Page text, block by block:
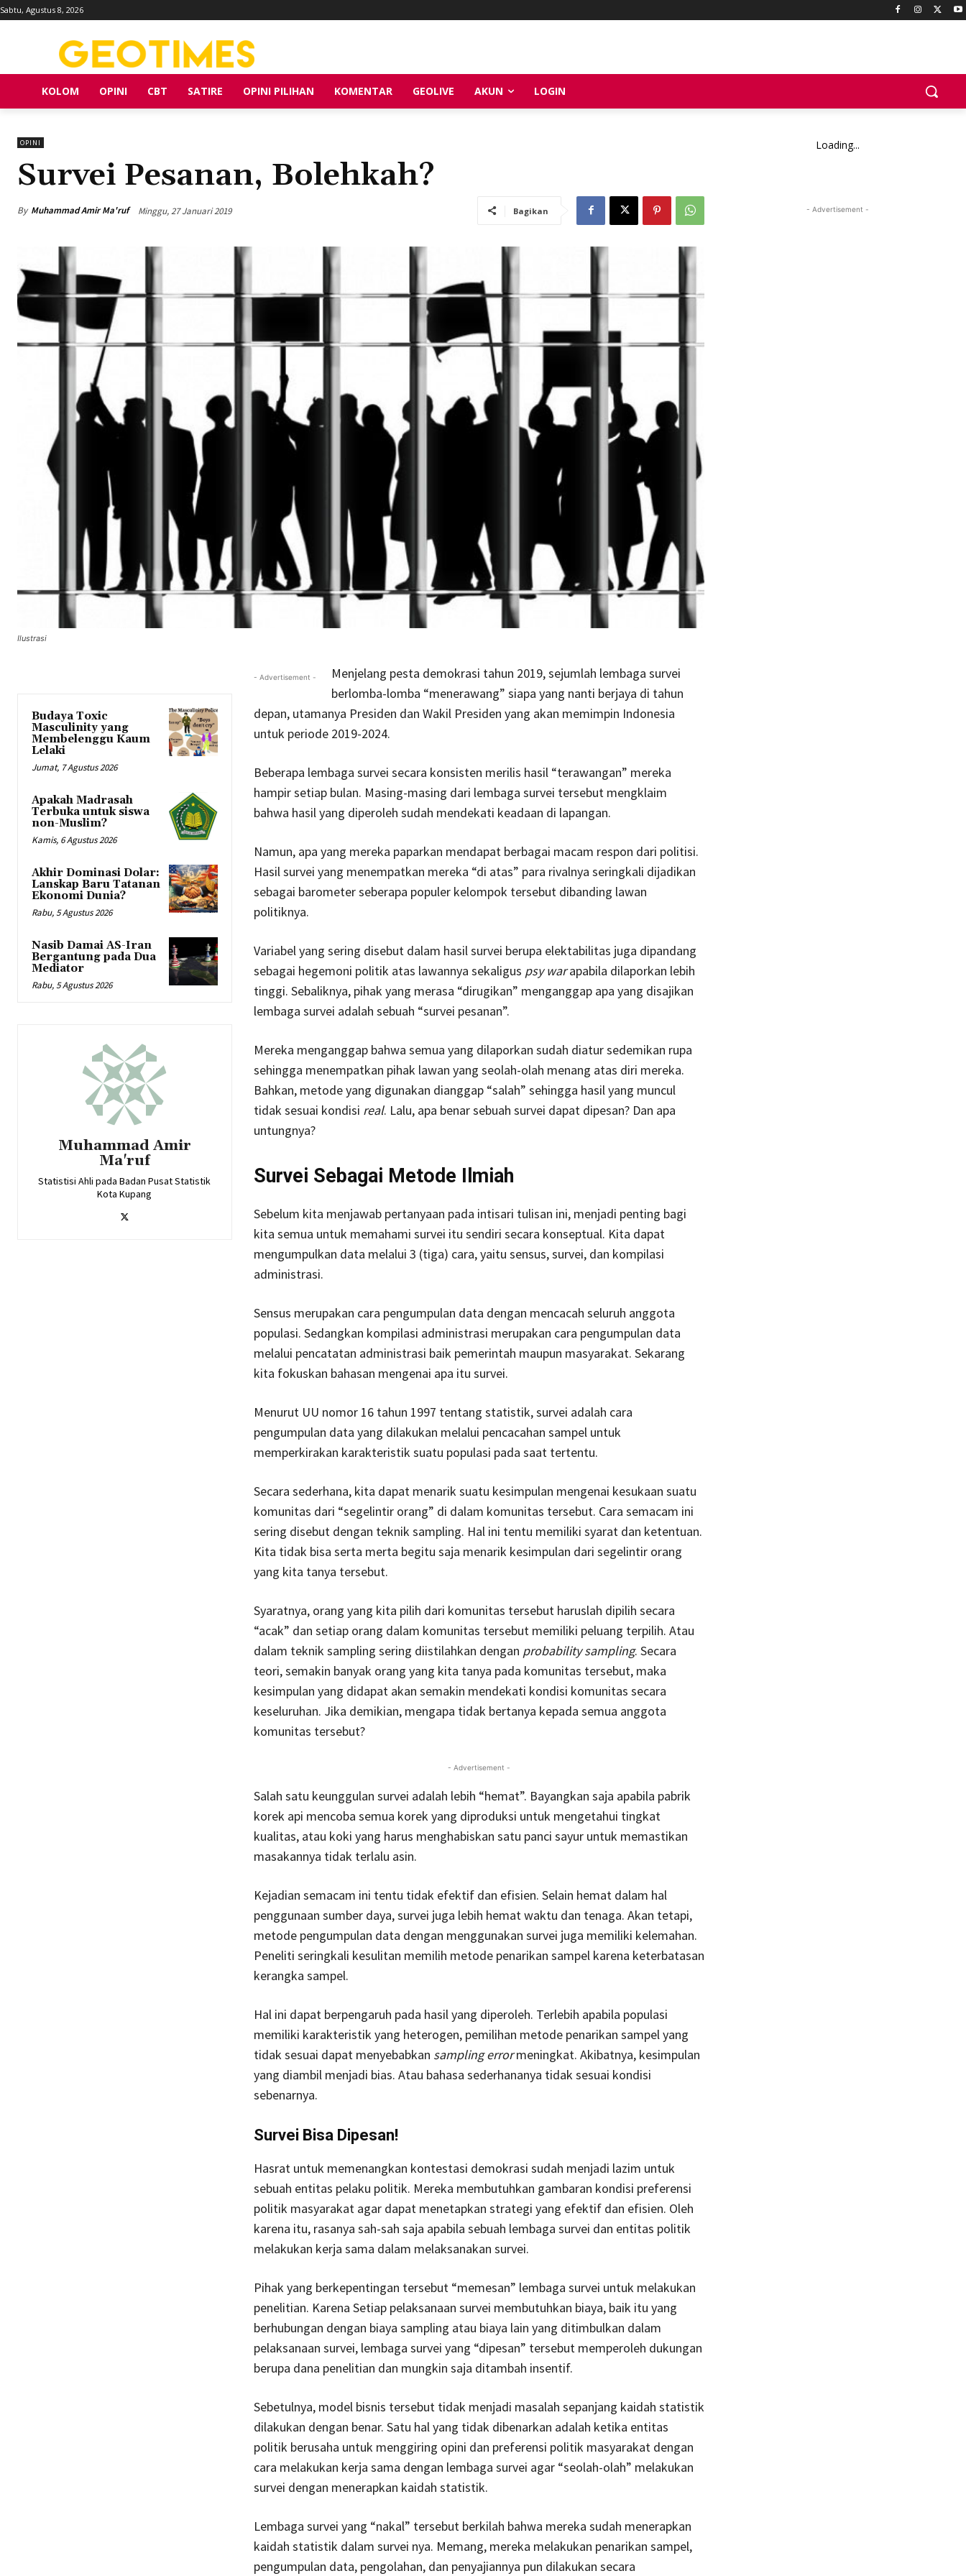
Sabtu, Agustus 8, 2026
KOLOM OPINI CBT SATIRE OPINI PILIHAN KOMENTAR GEOLIVE AKUN LOGIN
OPINI
Survei Pesanan, Bolehkah?
By Muhammad Amir Ma'ruf Minggu, 27 Januari 2019 Bagikan
Ilustrasi
Budaya Toxic
Masculinity yang
Membelenggu Kaum
Lelaki
Jumat, 7 Agustus 2026
Apakah Madrasah
Terbuka untuk siswa
non-Muslim?
Kamis, 6 Agustus 2026
Akhir Dominasi Dolar:
Lanskap Baru Tatanan
Ekonomi Dunia?
Rabu, 5 Agustus 2026
Nasib Damai AS-Iran
Bergantung pada Dua
Mediator
Rabu, 5 Agustus 2026
Muhammad Amir
Ma'ruf
Statistisi Ahli pada Badan Pusat Statistik
Kota Kupang
- Advertisement -
Menjelang pesta demokrasi tahun 2019, sejumlah lembaga survei
berlomba-lomba “menerawang” siapa yang nanti berjaya di tahun
depan, utamanya Presiden dan Wakil Presiden yang akan memimpin Indonesia
untuk periode 2019-2024.
Beberapa lembaga survei secara konsisten merilis hasil “terawangan” mereka
hampir setiap bulan. Masing-masing dari lembaga survei tersebut mengklaim
bahwa hasil yang diperoleh sudah mendekati keadaan di lapangan.
Namun, apa yang mereka paparkan mendapat berbagai macam respon dari politisi.
Hasil survei yang menempatkan mereka “di atas” para rivalnya seringkali dijadikan
sebagai barometer seberapa populer kelompok tersebut dibanding lawan
politiknya.
Variabel yang sering disebut dalam hasil survei berupa elektabilitas juga dipandang
sebagai hegemoni politik atas lawannya sekaligus psy warapabila dilaporkan lebih
tinggi. Sebaliknya, pihak yang merasa “dirugikan” menganggap apa yang disajikan
lembaga survei adalah sebuah “survei pesanan”.
Mereka menganggap bahwa semua yang dilaporkan sudah diatur sedemikan rupa
sehingga menempatkan pihak lawan yang seolah-olah menang atas diri mereka.
Bahkan, metode yang digunakan dianggap “salah” sehingga hasil yang muncul
tidak sesuai kondisi real. Lalu, apa benar sebuah survei dapat dipesan? Dan apa
untungnya?
Survei Sebagai Metode Ilmiah
Sebelum kita menjawab pertanyaan pada intisari tulisan ini, menjadi penting bagi
kita semua untuk memahami survei itu sendiri secara konseptual. Kita dapat
mengumpulkan data melalui 3 (tiga) cara, yaitu sensus, survei, dan kompilasi
administrasi.
Sensus merupakan cara pengumpulan data dengan mencacah seluruh anggota
populasi. Sedangkan kompilasi administrasi merupakan cara pengumpulan data
melalui pencatatan administrasi baik pemerintah maupun masyarakat. Sekarang
kita fokuskan bahasan mengenai apa itu survei.
Menurut UU nomor 16 tahun 1997 tentang statistik, survei adalah cara
pengumpulan data yang dilakukan melalui pencacahan sampel untuk
memperkirakan karakteristik suatu populasi pada saat tertentu.
Secara sederhana, kita dapat menarik suatu kesimpulan mengenai kesukaan suatu
komunitas dari “segelintir orang” di dalam komunitas tersebut. Cara semacam ini
sering disebut dengan teknik sampling. Hal ini tentu memiliki syarat dan ketentuan.
Kita tidak bisa serta merta begitu saja menarik kesimpulan dari segelintir orang
yang kita tanya tersebut.
Syaratnya, orang yang kita pilih dari komunitas tersebut haruslah dipilih secara
“acak” dan setiap orang dalam komunitas tersebut memiliki peluang terpilih. Atau
dalam teknik sampling sering diistilahkan dengan probability sampling. Secara
teori, semakin banyak orang yang kita tanya pada komunitas tersebut, maka
kesimpulan yang didapat akan semakin mendekati kondisi komunitas secara
keseluruhan. Jika demikian, mengapa tidak bertanya kepada semua anggota
komunitas tersebut?
- Advertisement -
Salah satu keunggulan survei adalah lebih “hemat”. Bayangkan saja apabila pabrik
korek api mencoba semua korek yang diproduksi untuk mengetahui tingkat
kualitas, atau koki yang harus menghabiskan satu panci sayur untuk memastikan
masakannya tidak terlalu asin.
Kejadian semacam ini tentu tidak efektif dan efisien. Selain hemat dalam hal
penggunaan sumber daya, survei juga lebih hemat waktu dan tenaga. Akan tetapi,
metode pengumpulan data dengan menggunakan survei juga memiliki kelemahan.
Peneliti seringkali kesulitan memilih metode penarikan sampel karena keterbatasan
kerangka sampel.
Hal ini dapat berpengaruh pada hasil yang diperoleh. Terlebih apabila populasi
memiliki karakteristik yang heterogen, pemilihan metode penarikan sampel yang
tidak sesuai dapat menyebabkan sampling errormeningkat. Akibatnya, kesimpulan
yang diambil menjadi bias. Atau bahasa sederhananya tidak sesuai kondisi
sebenarnya.
Survei Bisa Dipesan!
Hasrat untuk memenangkan kontestasi demokrasi sudah menjadi lazim untuk
sebuah entitas pelaku politik. Mereka membutuhkan gambaran kondisi preferensi
politik masyarakat agar dapat menetapkan strategi yang efektif dan efisien. Oleh
karena itu, rasanya sah-sah saja apabila sebuah lembaga survei dan entitas politik
melakukan kerja sama dalam melaksanakan survei.
Pihak yang berkepentingan tersebut “memesan” lembaga survei untuk melakukan
penelitian. Karena Setiap pelaksanaan survei membutuhkan biaya, baik itu yang
berhubungan dengan biaya sampling atau biaya lain yang ditimbulkan dalam
pelaksanaan survei, lembaga survei yang “dipesan” tersebut memperoleh dukungan
berupa dana penelitian dan mungkin saja ditambah insentif.
Sebetulnya, model bisnis tersebut tidak menjadi masalah sepanjang kaidah statistik
dilakukan dengan benar. Satu hal yang tidak dibenarkan adalah ketika entitas
politik berusaha untuk menggiring opini dan preferensi politik masyarakat dengan
cara melakukan kerja sama dengan lembaga survei agar “seolah-olah” melakukan
survei dengan menerapkan kaidah statistik.
Lembaga survei yang “nakal” tersebut berkilah bahwa mereka sudah menerapkan
kaidah statistik dalam survei nya. Memang, mereka melakukan penarikan sampel,
pengumpulan data, pengolahan, dan penyajiannya pun dilakukan secara
Loading...
- Advertisement -